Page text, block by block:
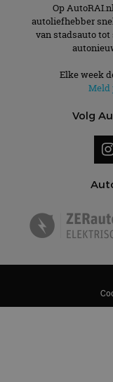
Op
autoliefhebber
van stadsauto tot
Elke week
Meld
Volg